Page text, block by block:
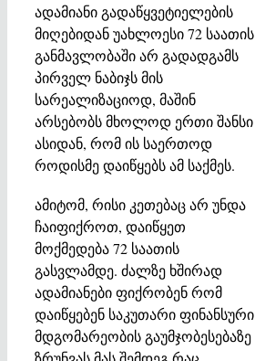
ადამიანი გადაწყვეტიელების
მიღებიდან უახლოესი 72 საათის
განმავლობაში არ გადადგამს
პირველ ნაბიჯს მის
სარეალიზაციოდ, მაშინ
არსებობს მხოლოდ ერთი შანსი
ასიდან, რომ ის საერთოდ
როდისმე დაიწყებს ამ საქმეს.
ამიტომ, რისი კეთებაც არ უნდა
ჩაიფიქროთ, დაიწყეთ
მოქმედება 72 საათის
გასვლამდე. ძალზე ხშირად
ადამიანები ფიქრობენ რომ
დაიწყებენ საკუთარი ფინანსური
მდგომარეობის გაუმჯობესებაზე